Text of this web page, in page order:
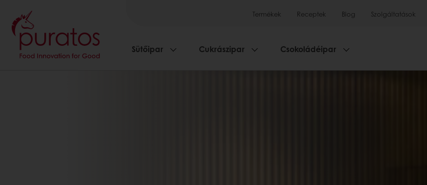
Termékek Receptek Blog Szolgáltatások
Sütőipar Cukrászipar Csokoládéipar